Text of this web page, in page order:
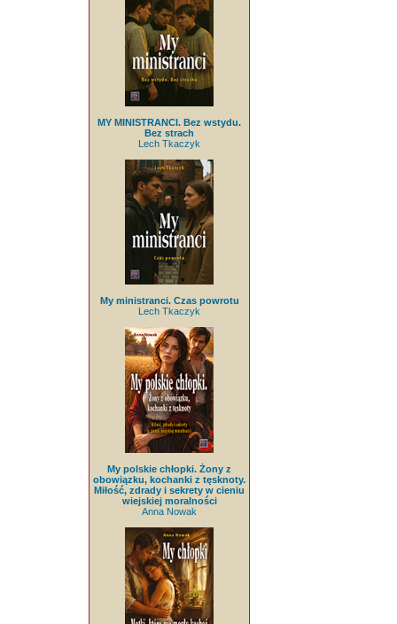
MY MINISTRANCI. Bez wstydu.
Bez strach
Lech Tkaczyk
My ministranci. Czas powrotu
Lech Tkaczyk
My polskie chłopki. Żony z
obowiązku, kochanki z tęsknoty.
Miłość, zdrady i sekrety w cieniu
wiejskiej moralności
Anna Nowak